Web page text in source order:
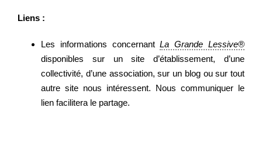
Liens :
Les informations concernantLa Grande Lessive®
disponibles sur un site d’établissement, d’une
collectivité, d’une association, sur un blog ou sur tout
autre site nous intéressent. Nous communiquer le
lien facilitera le partage.